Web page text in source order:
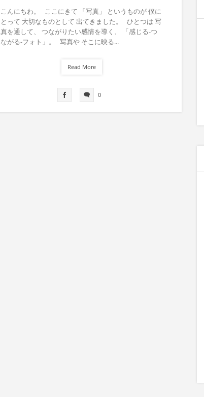
こんにちわ。 ここにきて 「写真」 というものが 僕に
とって 大切なものとして 出てきました。 ひとつは 写
真を通して、 つながりたい感情を導く、 「感じる-つ
ながる-フォト」。 写真や そこに映る...
Read More
0